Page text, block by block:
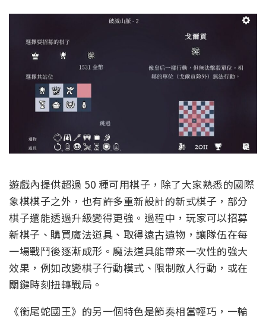
遊戲內提供超過 50 種可用棋子，除了大家熟悉的國際
象棋棋子之外，也有許多重新設計的新式棋子，部分
棋子還能透過升級變得更強。過程中，玩家可以招募
新棋子、購買魔法道具、取得遠古遺物，讓隊伍在每
一場戰鬥後逐漸成形。魔法道具能帶來一次性的強大
效果，例如改變棋子行動模式、限制敵人行動，或在
關鍵時刻扭轉戰局。
《銜尾蛇國王》的另一個特色是節奏相當輕巧，一輪